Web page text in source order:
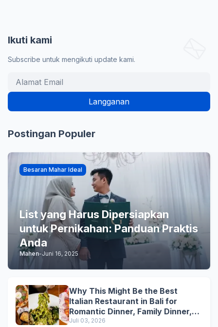
Ikuti kami
Subscribe untuk mengikuti update kami.
Postingan Populer
Besaran Mahar Ideal
List yang Harus Dipersiapkan
untuk Pernikahan: Panduan Praktis
Anda
Mahen-Juni 16, 2025
Why This Might Be the Best
Italian Restaurant in Bali for
Romantic Dinner, Family Dinner,
and Business Lunch
Juli 03, 2026